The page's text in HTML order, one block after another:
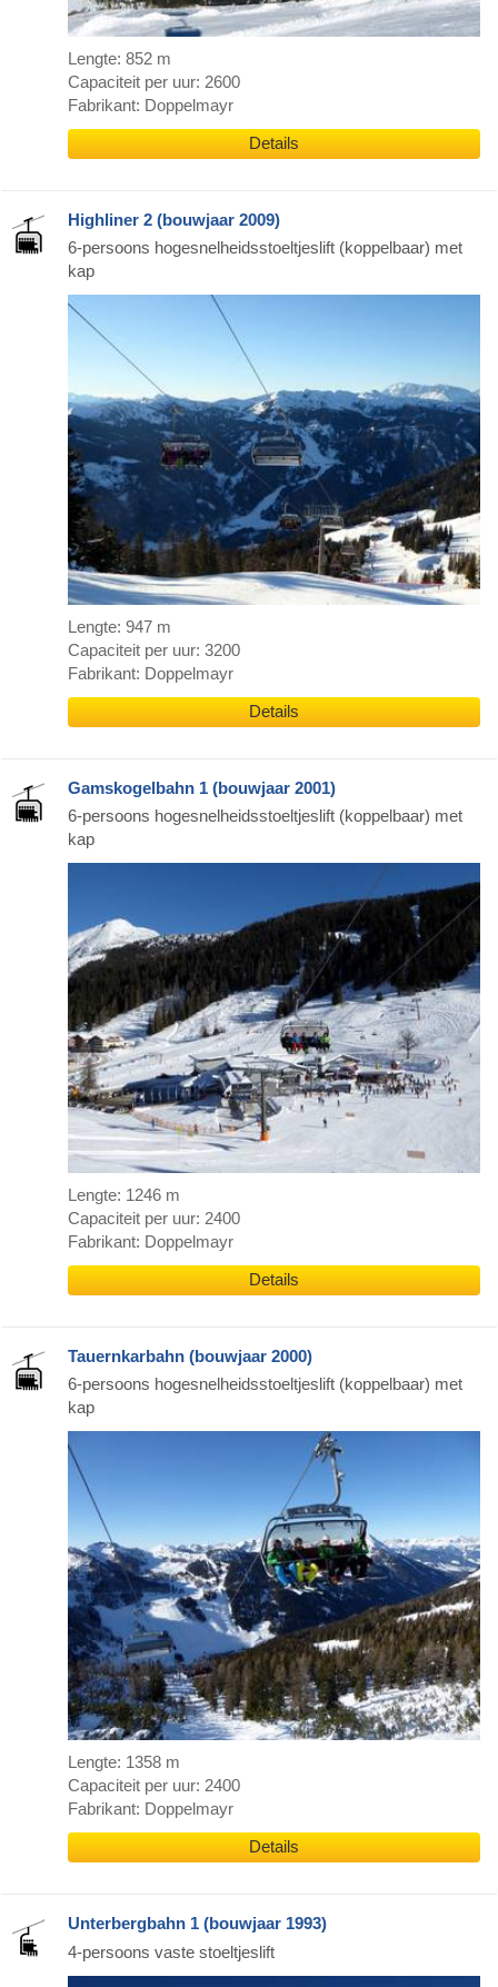
Lengte: 852 m
Capaciteit per uur: 2600
Fabrikant: Doppelmayr
Details
Highliner 2 (bouwjaar 2009)
6-persoons hogesnelheidsstoeltjeslift (koppelbaar) met
kap
Lengte: 947 m
Capaciteit per uur: 3200
Fabrikant: Doppelmayr
Details
Gamskogelbahn 1 (bouwjaar 2001)
6-persoons hogesnelheidsstoeltjeslift (koppelbaar) met
kap
Lengte: 1246 m
Capaciteit per uur: 2400
Fabrikant: Doppelmayr
Details
Tauernkarbahn (bouwjaar 2000)
6-persoons hogesnelheidsstoeltjeslift (koppelbaar) met
kap
Lengte: 1358 m
Capaciteit per uur: 2400
Fabrikant: Doppelmayr
Details
Unterbergbahn 1 (bouwjaar 1993)
4-persoons vaste stoeltjeslift